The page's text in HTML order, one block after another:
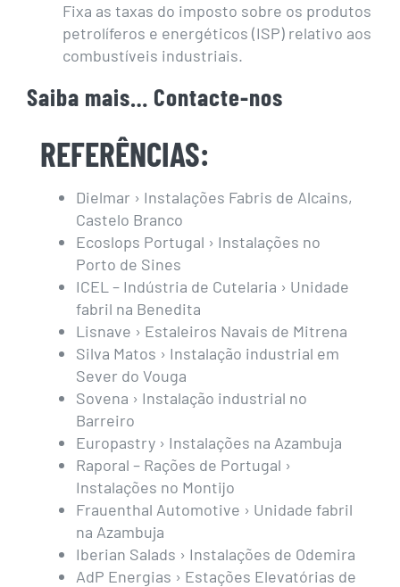
Fixa as taxas do imposto sobre os produtos
petrolíferos e energéticos (ISP) relativo aos
combustíveis industriais.
Saiba mais… Contacte-nos
REFERÊNCIAS:
Dielmar › Instalações Fabris de Alcains,
Castelo Branco
Ecoslops Portugal › Instalações no
Porto de Sines
ICEL – Indústria de Cutelaria › Unidade
fabril na Benedita
Lisnave › Estaleiros Navais de Mitrena
Silva Matos › Instalação industrial em
Sever do Vouga
Sovena › Instalação industrial no
Barreiro
Europastry › Instalações na Azambuja
Raporal – Rações de Portugal ›
Instalações no Montijo
Frauenthal Automotive › Unidade fabril
na Azambuja
Iberian Salads › Instalações de Odemira
AdP Energias › Estações Elevatórias de